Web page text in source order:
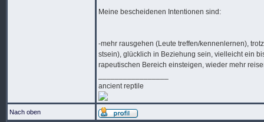
Meine bescheidenen Intentionen sind:
-mehr rausgehen (Leute treffen/kennenlernen),
stsein), glücklich in Beziehung sein, vielleicht ein
rapeutischen Bereich einsteigen, wieder mehr
ancient reptile
Nach oben